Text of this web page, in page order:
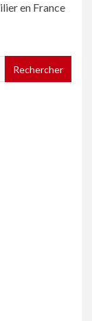
en France